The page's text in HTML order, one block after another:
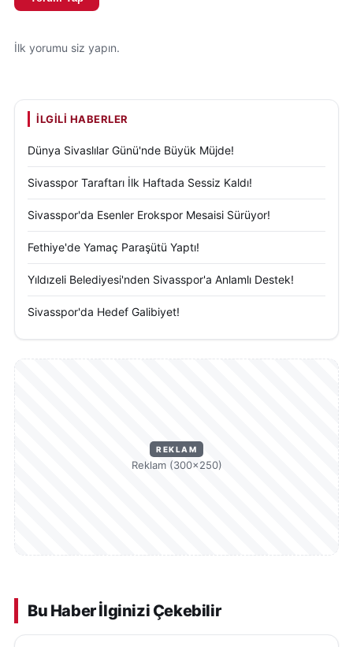
İlk yorumu siz yapın.
İLGILI HABERLER
Dünya Sivaslılar Günü'nde Büyük Müjde!
Sivasspor Taraftarı İlk Haftada Sessiz Kaldı!
Sivasspor'da Esenler Erokspor Mesaisi Sürüyor!
Fethiye'de Yamaç Paraşütü Yaptı!
Yıldızeli Belediyesi'nden Sivasspor'a Anlamlı Destek!
Sivasspor'da Hedef Galibiyet!
REKLAM
Reklam (300×250)
Bu Haber İlginizi Çekebilir